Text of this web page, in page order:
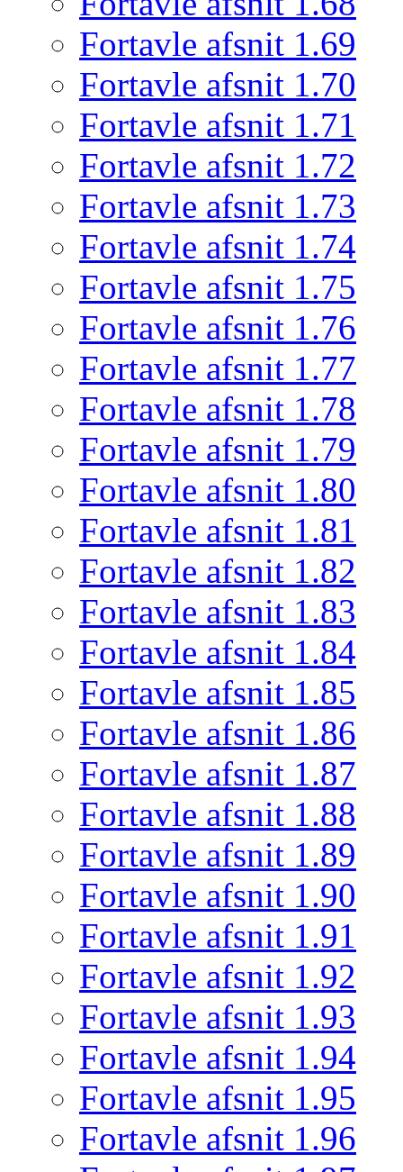
Fortavle afsnit 1.69
Fortavle afsnit 1.70
Fortavle afsnit 1.71
Fortavle afsnit 1.72
Fortavle afsnit 1.73
Fortavle afsnit 1.74
Fortavle afsnit 1.75
Fortavle afsnit 1.76
Fortavle afsnit 1.77
Fortavle afsnit 1.78
Fortavle afsnit 1.79
Fortavle afsnit 1.80
Fortavle afsnit 1.81
Fortavle afsnit 1.82
Fortavle afsnit 1.83
Fortavle afsnit 1.84
Fortavle afsnit 1.85
Fortavle afsnit 1.86
Fortavle afsnit 1.87
Fortavle afsnit 1.88
Fortavle afsnit 1.89
Fortavle afsnit 1.90
Fortavle afsnit 1.91
Fortavle afsnit 1.92
Fortavle afsnit 1.93
Fortavle afsnit 1.94
Fortavle afsnit 1.95
Fortavle afsnit 1.96